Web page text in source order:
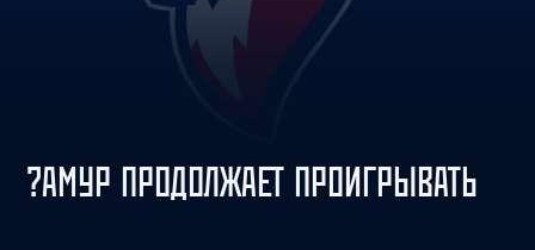
?АМУР ПРОДОЛЖАЕТ ПРОИГРЫВАТЬ